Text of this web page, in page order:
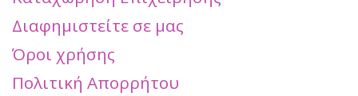
Διαφημιστείτε σε μας
Όροι χρήσης
Πολιτική Απορρήτου